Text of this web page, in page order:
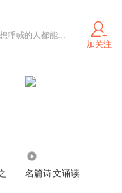
小时候，总觉着自己的声音可以大到想呼喊的人都能听到，现在，想把自己最温暖的声音让更多的人听到… 所以在喜马拉雅， 我们一起来柔软整个世界。
加关注
名篇诗文诵读